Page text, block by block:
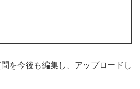
を今後も編集し、アップロードし